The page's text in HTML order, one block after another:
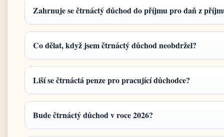
Zahrnuje se čtrnáctý důchod do příjmu pro daň z
Co dělat, když jsem čtrnáctý důchod neobdržel?
Liší se čtrnáctá penze pro pracující důchodce?
Bude čtrnáctý důchod v roce 2026?